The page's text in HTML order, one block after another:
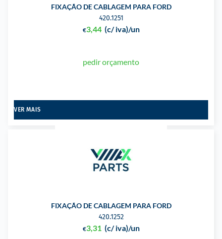
FIXAÇÃO DE CABLAGEM PARA FORD
420.1251
€3,44 (c/ iva)/un
pedir orçamento
VER MAIS
FIXAÇÃO DE CABLAGEM PARA FORD
420.1252
€3,31 (c/ iva)/un